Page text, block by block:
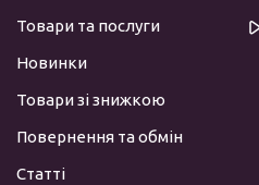
Товари та послуги
Новинки
Товари зі знижкою
Повернення та обмін
Статті